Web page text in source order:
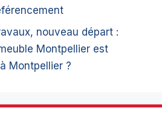
nouveau départ :
Montpellier est
Montpellier ?